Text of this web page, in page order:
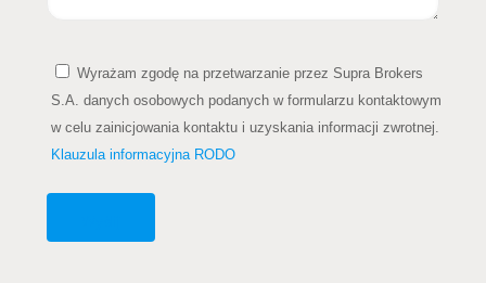
Wyrażam zgodę na przetwarzanie przez Supra Brokers
S.A. danych osobowych podanych w formularzu kontaktowym
w celu zainicjowania kontaktu i uzyskania informacji zwrotnej.
Klauzula informacyjna RODO